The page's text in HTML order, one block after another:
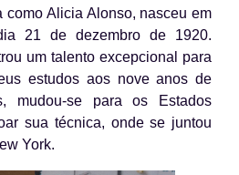
como Alicia Alonso, nasceu em
21 de dezembro de 1920.
um talento excepcional para
estudos aos nove anos de
mudou-se para os Estados
sua técnica, onde se juntou
York.